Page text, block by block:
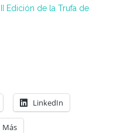
Edición de la Trufa de
LinkedIn
Más